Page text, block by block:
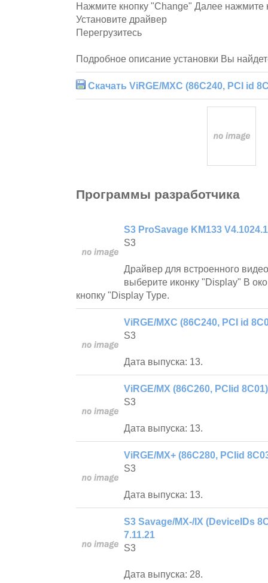
Нажмите кнопку "Change" Далее нажмите
Установите драйвер
Перегрузитесь
Подробное описание установки Вы
Скачать ViRGE/MXC (86C240, PCI id
Программы разработчика
S3 ProSavage KM133
S3
Драйвер для встроенного
выберите иконку "Display" В
кнопку "Display Type.
ViRGE/MXC (86C240, PCI id
S3
Дата выпуска: 13.
ViRGE/MX (86C260, PCIid
S3
Дата выпуска: 13.
ViRGE/MX+ (86C280, PCIid
S3
Дата выпуска: 13.
S3 Savage/MX-/IX (DeviceIDs
7.11.21
S3
Дата выпуска: 28.